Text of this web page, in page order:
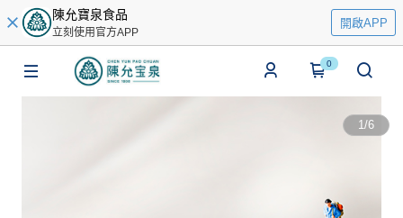
陳允寶泉食品
立刻使用官方APP
開啟APP
0
1/6